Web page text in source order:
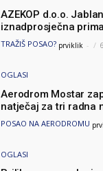
AZEKOP d.o.o.
iznadprosječna
slobodni, traži se više
TRAŽIŠ POSAO? prviklik -
OGLASI
Aerodrom Mostar
natječaj za tri radna
neodređeno
POSAO NA AERODROMU
OGLASI